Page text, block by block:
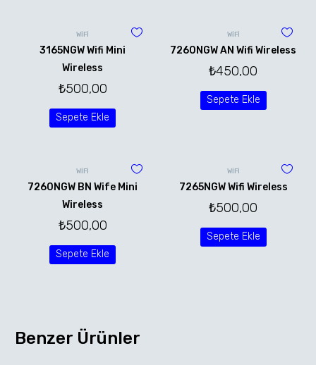
WİFİ
3165NGW Wifi Mini
Wireless
₺500,00
Sepete Ekle
WİFİ
7260NGW AN Wifi Wireless
₺450,00
Sepete Ekle
WİFİ
7260NGW BN Wife Mini
Wireless
₺500,00
Sepete Ekle
WİFİ
7265NGW Wifi Wireless
₺500,00
Sepete Ekle
Benzer Ürünler